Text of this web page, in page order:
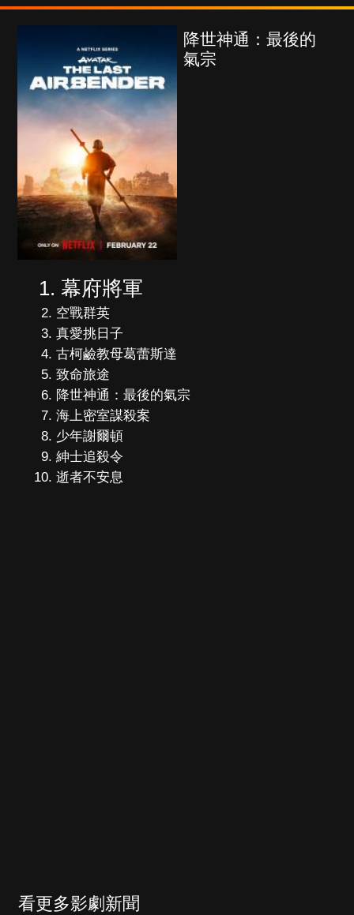
降世神通：最後的
氣宗
幕府將軍
空戰群英
真愛挑日子
古柯鹼教母葛蕾斯達
致命旅途
降世神通：最後的氣宗
海上密室謀殺案
少年謝爾頓
紳士追殺令
逝者不安息
看更多影劇新聞